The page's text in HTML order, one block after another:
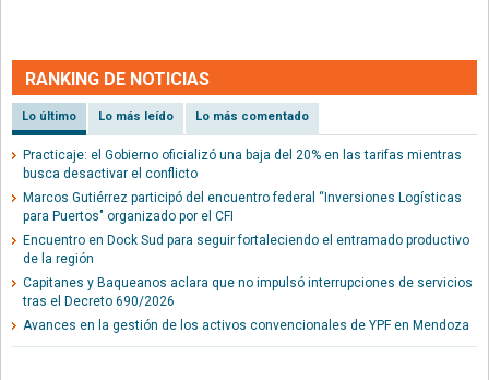
RANKING DE NOTICIAS
Lo último Lo más leído Lo más comentado
Practicaje: el Gobierno oficializó una baja del 20% en las tarifas mientras
busca desactivar el conflicto
Marcos Gutiérrez participó del encuentro federal “Inversiones Logísticas
para Puertos" organizado por el CFI
Encuentro en Dock Sud para seguir fortaleciendo el entramado productivo
de la región
Capitanes y Baqueanos aclara que no impulsó interrupciones de servicios
tras el Decreto 690/2026
Avances en la gestión de los activos convencionales de YPF en Mendoza